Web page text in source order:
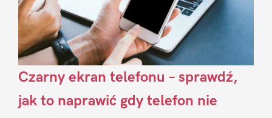
Czarny ekran telefonu – sprawdź,
jak to naprawić gdy telefon nie